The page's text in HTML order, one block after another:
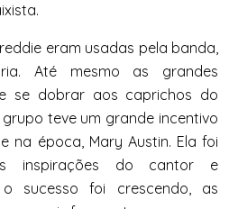
eram usadas pela banda,
Até mesmo as grandes
se dobrar aos caprichos do
teve um grande incentivo
na época, Mary Austin. Ela foi
inspirações do cantor e
o sucesso foi crescendo, as